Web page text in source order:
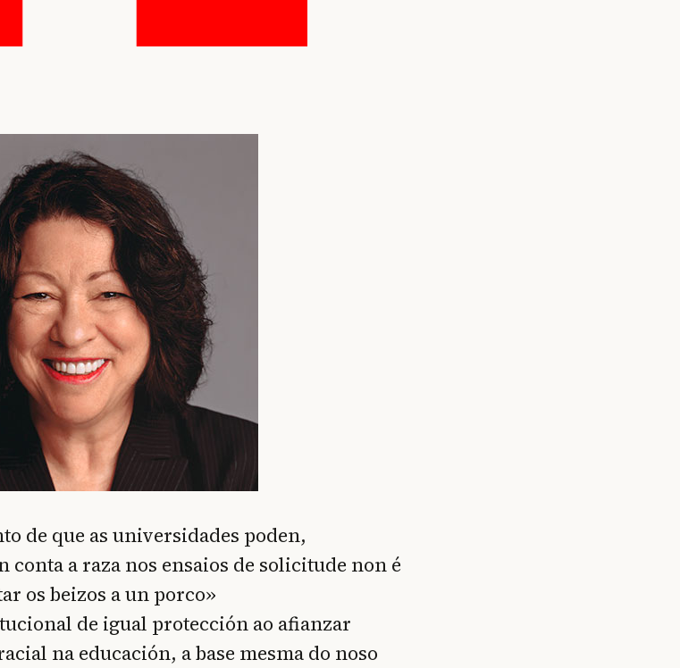
de que as universidades poden,
a raza nos ensaios de solicitude non é
os beizos a un porco»
de igual protección ao afianzar
na educación, a base mesma do noso